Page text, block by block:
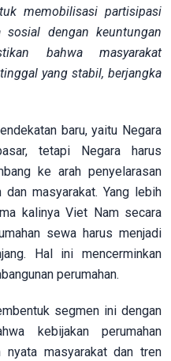
memobilisasi partisipasi
sosial dengan keuntungan
bahwa masyarakat
yang stabil, berjangka
baru, yaitu Negara
tetapi Negara harus
ke arah penyelarasan
dan masyarakat. Yang lebih
kalinya Viet Nam secara
sewa harus menjadi
Hal ini mencerminkan
perumahan.
segmen ini dengan
kebijakan perumahan
nyata masyarakat dan tren